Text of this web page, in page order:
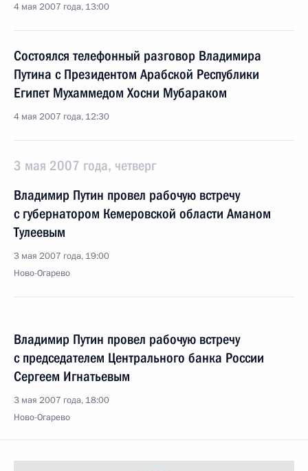
4 мая 2007 года, 13:00
Состоялся телефонный разговор Владимира
Путина с Президентом Арабской Республики
Египет Мухаммедом Хосни Мубараком
4 мая 2007 года, 12:30
3 мая 2007 года, четверг
Владимир Путин провел рабочую встречу
с губернатором Кемеровской области Аманом
Тулеевым
3 мая 2007 года, 19:00
Ново-Огарево
Владимир Путин провел рабочую встречу
с председателем Центрального банка России
Сергеем Игнатьевым
3 мая 2007 года, 18:00
Ново-Огарево